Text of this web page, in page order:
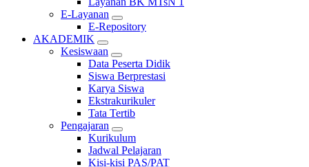
E-Layanan
E-Repository
AKADEMIK
Kesiswaan
Data Peserta Didik
Siswa Berprestasi
Karya Siswa
Ekstrakurikuler
Tata Tertib
Pengajaran
Kurikulum
Jadwal Pelajaran
Kisi-kisi PAS/PAT